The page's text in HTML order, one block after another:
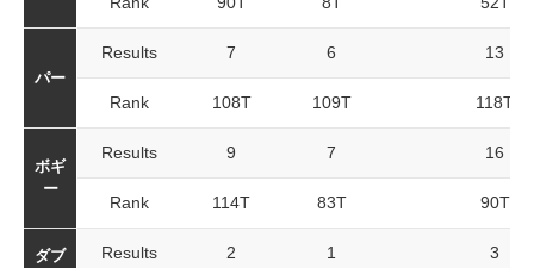
パー
Results 7 6 13
Rank 108T 109T 118T
ボギ
ー
Results 9 7 16
Rank 114T 83T 90T
ダブ
Results 2 1 3